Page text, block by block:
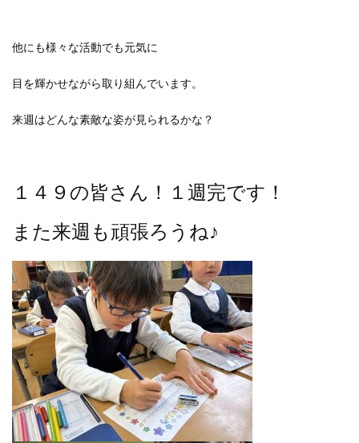
他にも様々な活動でも元気に
目を輝かせながら取り組んでいます。
来週はどんな素敵な姿が見られるかな？
１４９の皆さん！１週完です！
また来週も頑張ろうね♪